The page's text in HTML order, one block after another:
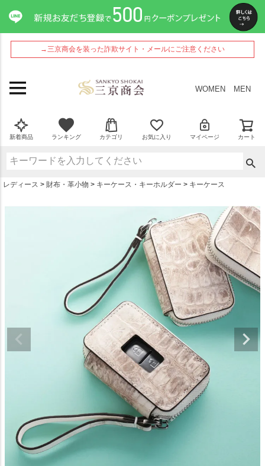
→三京商会を装った詐欺サイト・メールにご注意ください
WOMEN MEN
新着商品 ランキング カテゴリ お気に入り マイページ カート
レディース 財布・革小物 キーケース・キーホルダー キーケース
ペー
ジト
ップ
へ